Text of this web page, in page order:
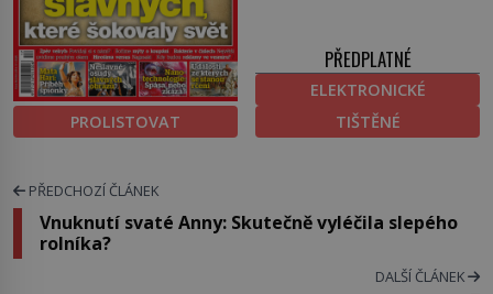
PROLISTOVAT
PŘEDPLATNÉ
ELEKTRONICKÉ
TIŠTĚNÉ
PŘEDCHOZÍ ČLÁNEK
Vnuknutí svaté Anny: Skutečně vyléčila slepého
rolníka?
DALŠÍ ČLÁNEK